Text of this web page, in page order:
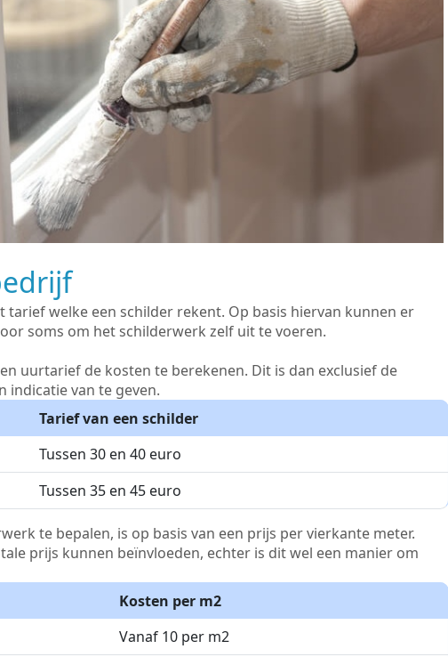
welke een schilder rekent. Op basis hiervan kunnen er
soms om het schilderwerk zelf uit te voeren.
uurtarief de kosten te berekenen. Dit is dan exclusief de
indicatie van te geven.
Tarief van een schilder
Tussen 30 en 40 euro
Tussen 35 en 45 euro
te bepalen, is op basis van een prijs per vierkante meter.
prijs kunnen beïnvloeden, echter is dit wel een manier om
Kosten per m2
Vanaf 10 per m2